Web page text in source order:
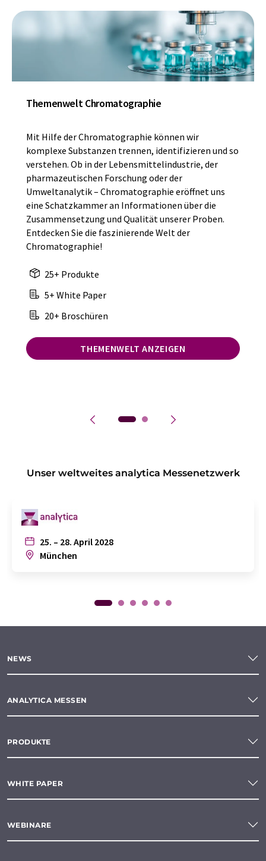
Themenwelt Chromatographie
Mit Hilfe der Chromatographie können wir
komplexe Substanzen trennen, identifizieren und so
verstehen. Ob in der Lebensmittelindustrie, der
pharmazeutischen Forschung oder der
Umweltanalytik – Chromatographie eröffnet uns
eine Schatzkammer an Informationen über die
Zusammensetzung und Qualität unserer Proben.
Entdecken Sie die faszinierende Welt der
Chromatographie!
25+ Produkte
5+ White Paper
20+ Broschüren
THEMENWELT ANZEIGEN
Unser weltweites analytica Messenetzwerk
25. – 28. April 2028
München
NEWS
ANALYTICA MESSEN
PRODUKTE
WHITE PAPER
WEBINARE